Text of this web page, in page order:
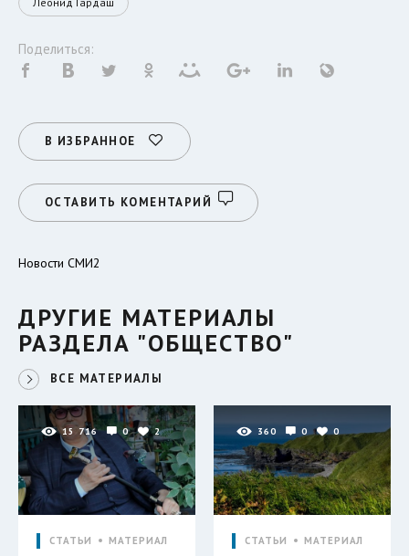
Поделиться:
В ИЗБРАННОЕ
ОСТАВИТЬ КОМЕНТАРИЙ
Новости СМИ2
ДРУГИЕ МАТЕРИАЛЫ
РАЗДЕЛА "ОБЩЕСТВО"
ВСЕ МАТЕРИАЛЫ
15 716 0 2
СТАТЬИ МАТЕРИАЛ
360 0 0
СТАТЬИ МАТЕРИАЛ